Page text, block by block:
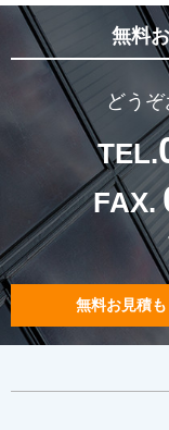
無料
どう
TEL.
FAX.
無料お見積